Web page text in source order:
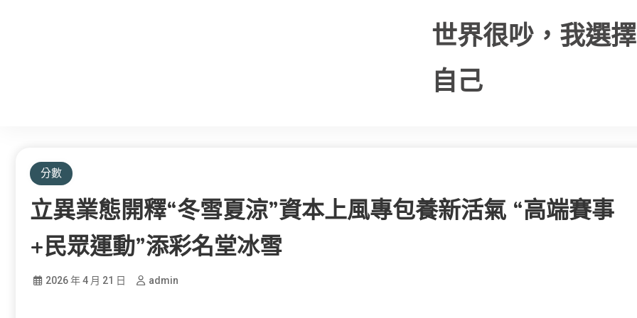
世界很吵，我選
自己
分數
立異業態開釋“冬雪夏涼”資本上風專包養新活氣 “高端賽事
+民眾運動”添彩名堂冰雪
2026 年 4 月 21 日 admin